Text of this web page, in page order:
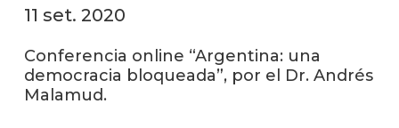
11 set. 2020
Conferencia online “Argentina: una
democracia bloqueada”, por el Dr. Andrés
Malamud.